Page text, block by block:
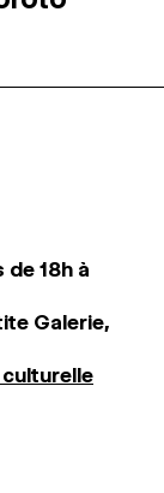
18h à
Galerie,